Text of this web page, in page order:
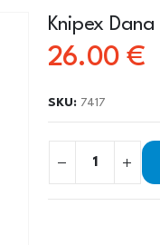
Knipex
26.00 €
SKU: 7417